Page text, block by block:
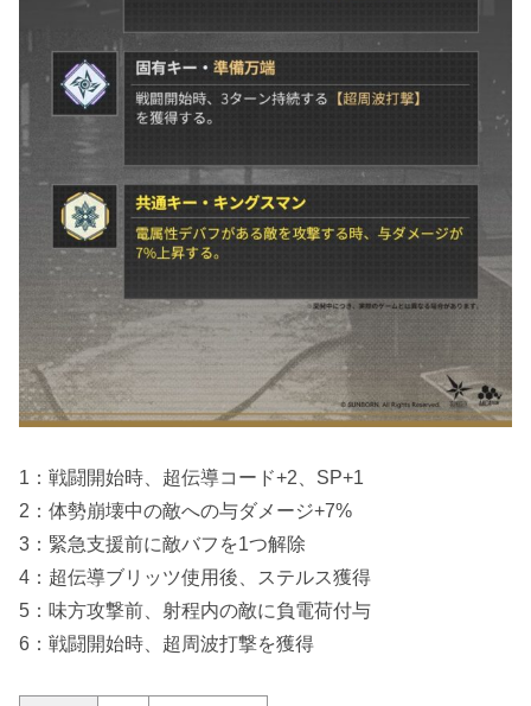
1：戦闘開始時、超伝導コード+2、SP+1
2：体勢崩壊中の敵への与ダメージ+7%
3：緊急支援前に敵バフを1つ解除
4：超伝導ブリッツ使用後、ステルス獲得
5：味方攻撃前、射程内の敵に負電荷付与
6：戦闘開始時、超周波打撃を獲得